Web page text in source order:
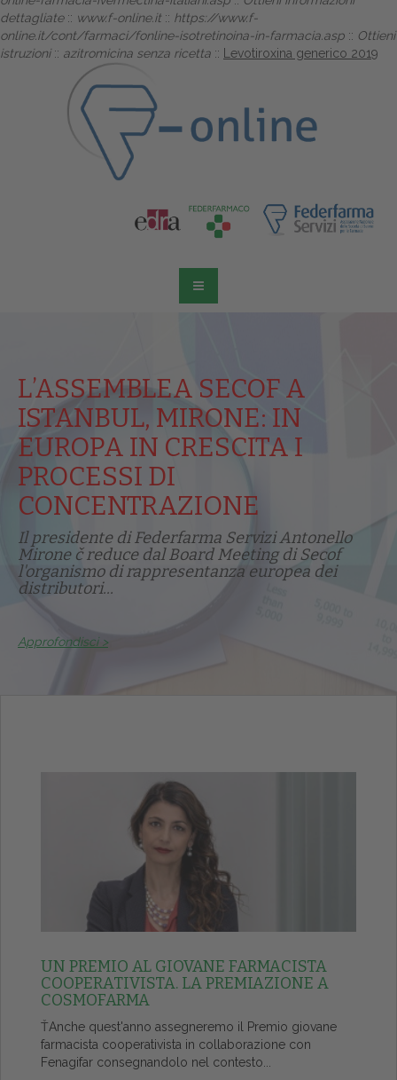
dettagliate:: www.f-online.it :: https://www.f-
online.it/cont/farmaci/fonline-isotretinoina-in-farmacia.asp :: Ottieni
istruzioni:: azitromicina senza ricetta :: Levotiroxina generico 2019
L’ASSEMBLEA SECOF A
ISTANBUL, MIRONE: IN
EUROPA IN CRESCITA I
PROCESSI DI
CONCENTRAZIONE
Il presidente di Federfarma Servizi Antonello
Mirone č reduce dal Board Meeting di Secof
l'organismo di rappresentanza europea dei
distributori...
Approfondisci >
UN PREMIO AL GIOVANE FARMACISTA
COOPERATIVISTA. LA PREMIAZIONE A
COSMOFARMA
ŤAnche quest'anno assegneremo il Premio giovane
farmacista cooperativista in collaborazione con
Fenagifar consegnandolo nel contesto...